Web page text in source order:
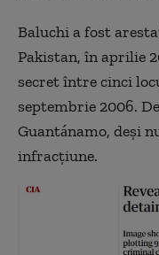
Baluchi a fost
Pakistan, în aprilie
secret între cinci
septembrie 2006.
Guantánamo, deşi
infracţiune.